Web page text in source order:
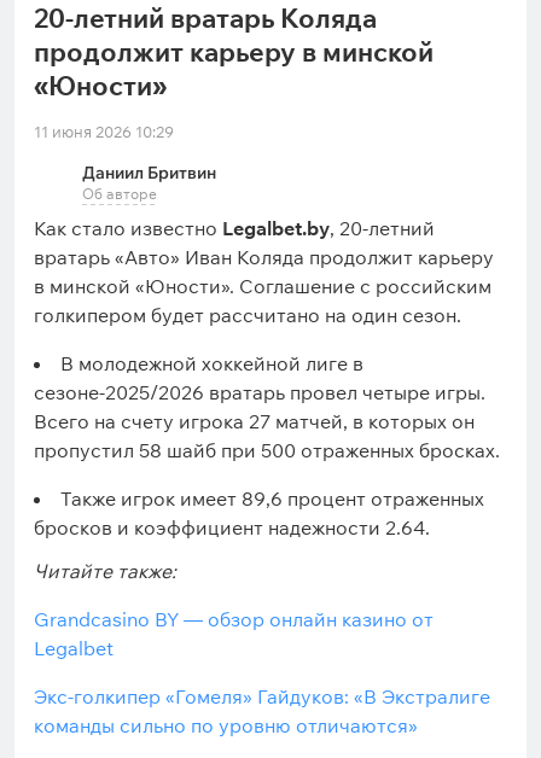
20-летний вратарь Коляда
продолжит карьеру в минской
«Юности»
11 июня 2026 10:29
Даниил Бритвин
Об авторе
Как стало известно Legalbet.by, 20-летний
вратарь «Авто» Иван Коляда продолжит карьеру
в минской «Юности». Соглашение с российским
голкипером будет рассчитано на один сезон.
В молодежной хоккейной лиге в
сезоне-2025/2026 вратарь провел четыре игры.
Всего на счету игрока 27 матчей, в которых он
пропустил 58 шайб при 500 отраженных бросках.
Также игрок имеет 89,6 процент отраженных
бросков и коэффициент надежности 2.64.
Читайте также:
Grandcasino BY — обзор онлайн казино от
Legalbet
Экс-голкипер «Гомеля» Гайдуков: «В Экстралиге
команды сильно по уровню отличаются»